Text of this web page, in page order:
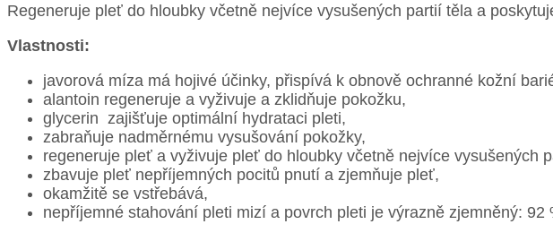
Regeneruje pleť do hloubky včetně nejvíce vysušených partií těla a
Vlastnosti:
javorová míza má hojivé účinky, přispívá k obnově ochranné kožní
alantoin regeneruje a vyživuje a zklidňuje pokožku,
glycerin zajišťuje optimální hydrataci pleti,
zabraňuje nadměrnému vysušování pokožky,
regeneruje pleť a vyživuje pleť do hloubky včetně nejvíce vysušených
zbavuje pleť nepříjemných pocitů pnutí a zjemňuje pleť,
okamžitě se vstřebává,
nepříjemné stahování pleti mizí a povrch pleti je výrazně zjemněný: